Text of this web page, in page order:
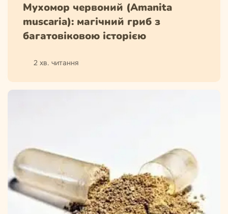
Мухомор червоний (Amanita
muscaria): магічний гриб з
багатовіковою історією
2 хв. читання